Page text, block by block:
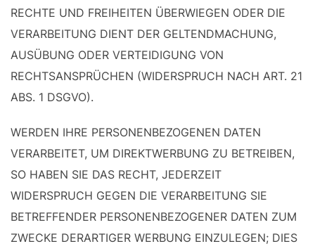
RECHTE UND FREIHEITEN ÜBERWIEGEN ODER DIE
VERARBEITUNG DIENT DER GELTENDMACHUNG,
AUSÜBUNG ODER VERTEIDIGUNG VON
RECHTSANSPRÜCHEN (WIDERSPRUCH NACH ART. 21
ABS. 1 DSGVO).
WERDEN IHRE PERSONENBEZOGENEN DATEN
VERARBEITET, UM DIREKTWERBUNG ZU BETREIBEN,
SO HABEN SIE DAS RECHT, JEDERZEIT
WIDERSPRUCH GEGEN DIE VERARBEITUNG SIE
BETREFFENDER PERSONENBEZOGENER DATEN ZUM
ZWECKE DERARTIGER WERBUNG EINZULEGEN; DIES